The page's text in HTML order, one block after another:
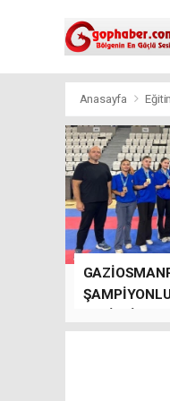
Anasayfa